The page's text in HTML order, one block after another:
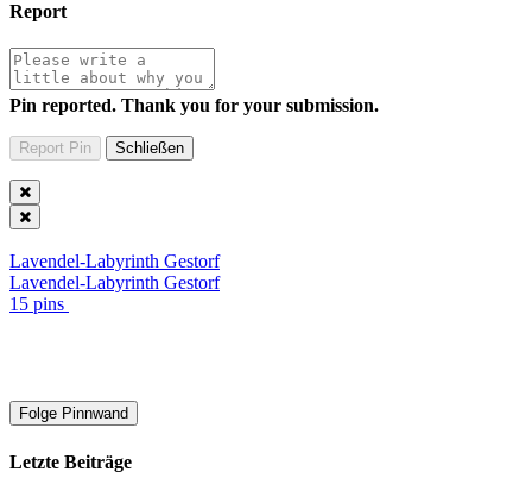
Report
Pin reported. Thank you for your submission.
Lavendel-Labyrinth Gestorf
Lavendel-Labyrinth Gestorf
15 pins
Folge Pinnwand
Letzte Beiträge